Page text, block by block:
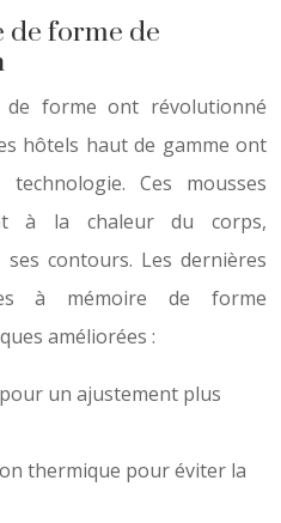
de forme de
de forme ont révolutionné
hôtels haut de gamme ont
Ces mousses
à la chaleur du corps,
contours. Les dernières
à mémoire de forme
améliorées :
un ajustement plus
thermique pour éviter la